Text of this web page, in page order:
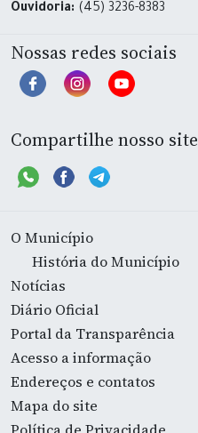
Ouvidoria: (45) 3236-8383
Nossas redes sociais
Compartilhe nosso site
O Município
História do Município
Notícias
Diário Oficial
Portal da Transparência
Acesso a informação
Endereços e contatos
Mapa do site